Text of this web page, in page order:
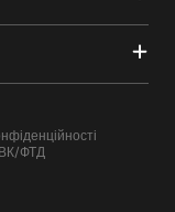
ФТД